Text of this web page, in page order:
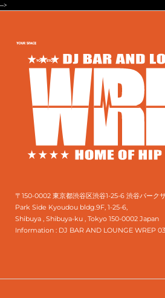
-->
〒150-0002 東京都渋谷区渋谷1-25-6 渋谷パーク
Park Side Kyoudou bldg.9F, 1-25-6,
Shibuya , Shibuya-ku , Tokyo 150-0002 Japan
Information : DJ BAR AND LOUNGE WREP